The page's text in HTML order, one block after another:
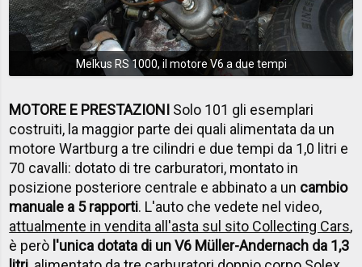
Melkus RS 1000, il motore V6 a due tempi
MOTORE E PRESTAZIONI Solo 101 gli esemplari
costruiti, la maggior parte dei quali alimentata da un
motore Wartburg a tre cilindri e due tempi da 1,0 litri e
70 cavalli: dotato di tre carburatori, montato in
posizione posteriore centrale e abbinato a un cambio
manuale a 5 rapporti. L'auto che vedete nel video,
attualmente in vendita all'asta sul sito Collecting Cars,
è però l'unica dotata di un V6 Müller-Andernach da 1,3